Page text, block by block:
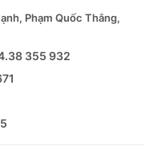
Phạm Quốc Thắng,
355 932